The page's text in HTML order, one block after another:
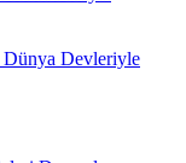
Dünya Devleriyle